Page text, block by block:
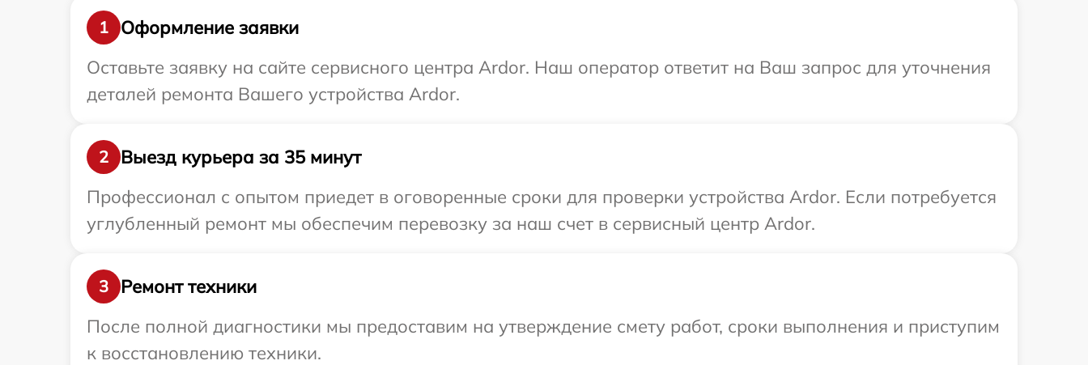
1
Оформление заявки
Оставьте заявку на сайте сервисного центра Ardor. Наш оператор ответит на Ваш запрос для уточнения
деталей ремонта Вашего устройства Ardor.
2
Выезд курьера за 35 минут
Профессионал с опытом приедет в оговоренные сроки для проверки устройства Ardor. Если потребуется
углубленный ремонт мы обеспечим перевозку за наш счет в сервисный центр Ardor.
3
Ремонт техники
После полной диагностики мы предоставим на утверждение смету работ, сроки выполнения и приступим
к восстановлению техники.